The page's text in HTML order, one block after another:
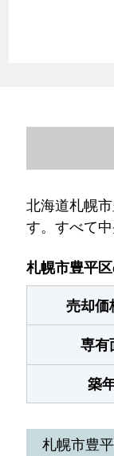
北海道札幌
す。すべて
札幌市豊平
売却価
専有
築
札幌市豊